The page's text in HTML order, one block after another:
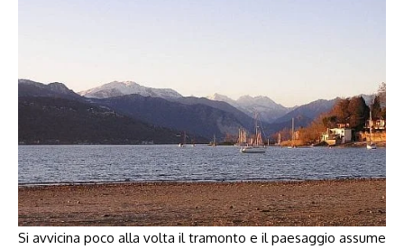
Si avvicina poco alla volta il tramonto e il paesaggio assume